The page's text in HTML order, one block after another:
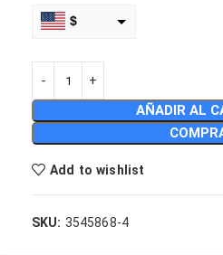
$
MXN
COP
DOP
PEN
AÑADIR AL
Add to wishlist
SKU: 3545868-4